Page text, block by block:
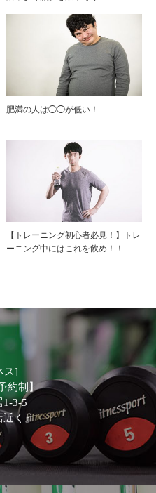
肥満の人は◯◯が低い！
【トレーニング初心者必見！】トレ
ーニング中にはこれを飲め！！
ス]
約制】
3-5
近く』